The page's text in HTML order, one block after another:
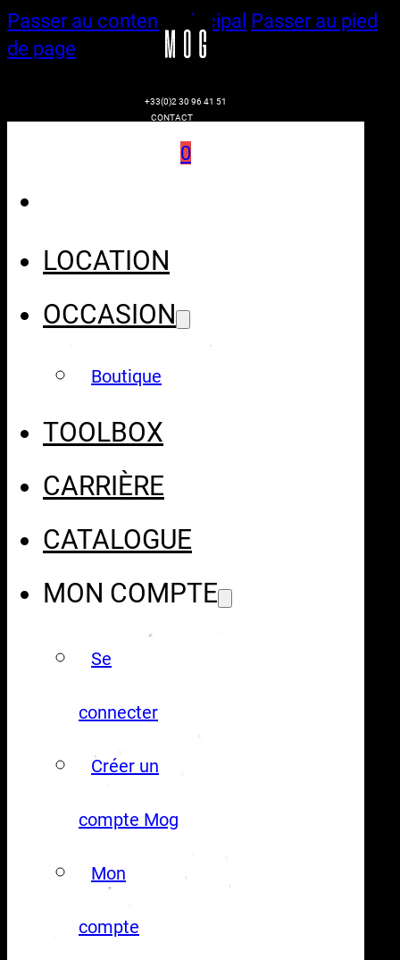
Passer au contenu principal Passer au pied
de page
+33(0)2 30 96 41 51
CONTACT
0
LOCATION
OCCASION
Boutique
TOOLBOX
CARRIÈRE
CATALOGUE
MON COMPTE
Se
connecter
Créer un
compte Mog
Mon
compte